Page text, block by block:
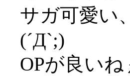
サガ可愛い
(´Д`;)
OPが良いね